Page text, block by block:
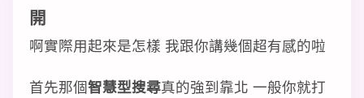
開
啊實際用起來是怎樣 我跟你講幾個超有感的啦
首先那個智慧型搜尋真的強到靠北 一般你就打